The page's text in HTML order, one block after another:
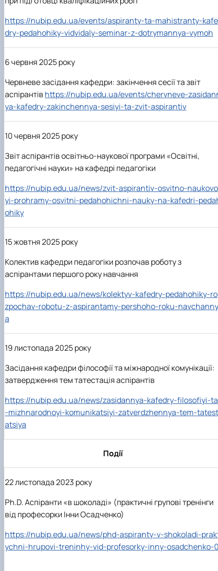
https://nubip.edu.ua/events/aspiranty-ta-mahistranty-kafe
dry-pedahohiky-vidvidaly-seminar-z-dotrymannya-vymoh
6 червня 2025 року
Червневе засідання кафедри: закінчення сесії та звіт
аспірантів https://nubip.edu.ua/events/chervneve-
ya-kafedry-zakinchennya-sesiyi-ta-zvit-aspirantiv
10 червня 2025 року
Звіт аспірантів освітньо-наукової програми «Освітні,
педагогічні науки» на кафедрі педагогіки
https://nubip.edu.ua/news/zvit-aspirantiv-osvitno-naukovo
yi-prohramy-osvitni-pedahohichni-nauky-na-kafedri-
ohiky
15 жовтня 2025 року
Колектив кафедри педагогіки розпочав роботу з
аспірантами першого року навчання
https://nubip.edu.ua/news/kolektyv-kafedry-pedahohiky-ro
zpochav-robotu-z-aspirantamy-pershoho-roku-navchanny
a
19 листопада 2025 року
Засідання кафедри філософії та міжнародної комунікації:
затвердження тем татестація аспірантів
https://nubip.edu.ua/news/zasidannya-kafedry-filosofiyi-ta
-mizhnarodnoyi-komunikatsiyi-zatverdzhennya-tem-tatest
atsiya
Події
22 листопада 2023 року
Ph.D. Аспіранти «в шоколаді» (практичні групові тренінги
від професорки Інни Осадченко)
https://nubip.edu.ua/news/phd-aspiranty-v-shokoladi-
ychni-hrupovi-treninhy-vid-profesorky-inny-osadchenko-